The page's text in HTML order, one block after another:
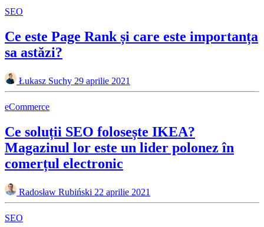
SEO
Ce este Page Rank și care este importanța
sa astăzi?
Łukasz Suchy 29 aprilie 2021
eCommerce
Ce soluții SEO folosește IKEA?
Magazinul lor este un lider polonez în
comerțul electronic
Radosław Rubiński 22 aprilie 2021
SEO